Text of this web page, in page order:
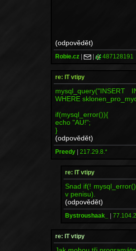
(odpovědět)
Robie.cz | | 487128191
re: IT vtipy
WHERE
if(mysql_error()){
echo "AU!";
}
(odpovědět)
Preedy | 217.29.8.*
re: IT vtipy
Snad if(!
v penisu).
(odpovědět)
Bystroushaak_ |
re: IT vtipy